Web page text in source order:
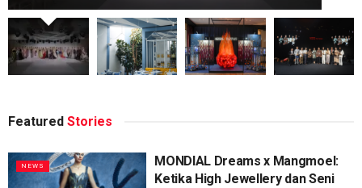
Featured Stories
NEWS
MONDIAL Dreams x Mangmoel:
Ketika High Jewellery dan Seni